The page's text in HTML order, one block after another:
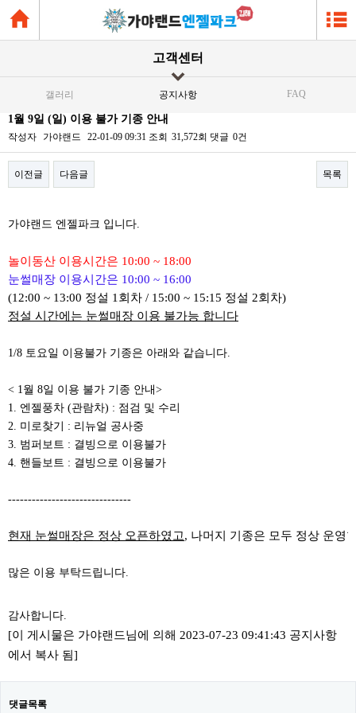
고객센터
갤러리 공지사항 FAQ
1월 9일 (일) 이용 불가 기종 안내
작성자 가야랜드 22-01-09 09:31 조회 31,572회 댓글 0건
이전글 다음글 목록
가야랜드 엔젤파크 입니다.
놀이동산 이용시간은 10:00 ~ 18:00
눈썰매장 이용시간은 10:00 ~ 16:00
(12:00 ~ 13:00 정설 1회차 / 15:00 ~ 15:15 정설 2회차)
정설 시간에는 눈썰매장 이용 불가능 합니다
1/8 토요일 이용불가 기종은 아래와 같습니다.
< 1월 8일 이용 불가 기종 안내>
1. 엔젤풍차 (관람차) : 점검 및 수리
2. 미로찾기 : 리뉴얼 공사중
3. 범퍼보트 : 결빙으로 이용불가
4. 핸들보트 : 결빙으로 이용불가
-------------------------------
현재 눈썰매장은 정상 오픈하였고, 나머지 기종은 모두 정상 운영
많은 이용 부탁드립니다.
감사합니다.
[이 게시물은 가야랜드님에 의해 2023-07-23 09:41:43 공지사항
에서 복사 됨]
댓글목록